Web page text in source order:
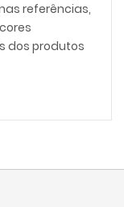
referências,
dos produtos